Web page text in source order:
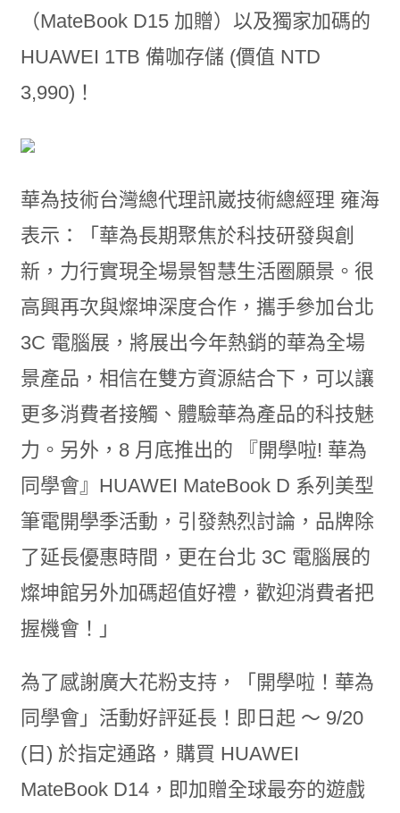
（MateBook D15 加贈）以及獨家加碼的
HUAWEI 1TB 備咖存儲 (價值 NTD
3,990)！
華為技術台灣總代理訊崴技術總經理 雍海
表示：「華為長期聚焦於科技研發與創
新，力行實現全場景智慧生活圈願景。很
高興再次與燦坤深度合作，攜手參加台北
3C 電腦展，將展出今年熱銷的華為全場
景產品，相信在雙方資源結合下，可以讓
更多消費者接觸、體驗華為產品的科技魅
力。另外，8 月底推出的 『開學啦! 華為
同學會』HUAWEI MateBook D 系列美型
筆電開學季活動，引發熱烈討論，品牌除
了延長優惠時間，更在台北 3C 電腦展的
燦坤館另外加碼超值好禮，歡迎消費者把
握機會！」
為了感謝廣大花粉支持，「開學啦！華為
同學會」活動好評延長！即日起 ～ 9/20
(日) 於指定通路，購買 HUAWEI
MateBook D14，即加贈全球最夯的遊戲